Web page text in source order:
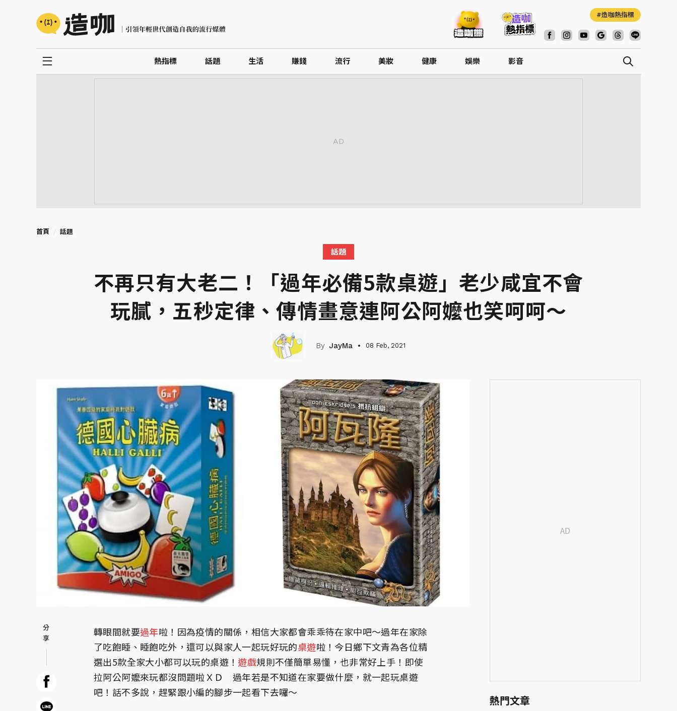
造咖熱指標
熱指標 話題 生活 賺錢 流行 美妝 健康 娛樂 影音
首頁 話題
話題
不再只有大老二！「過年必備5款桌遊」老少咸宜不會
玩膩，五秒定律、傳情畫意連阿公阿嬤也笑呵呵～
JayMa 08 Feb, 2021
轉眼間就要過年啦！因為疫情的關係，相信大家都會乖乖待在家中吧～過年在家除
了吃飽睡、睡飽吃外，還可以與家人一起玩好玩的桌遊啦！今日鄉下文青為各位精
選出5款全家大小都可以玩的桌遊！ 遊戲規則不僅簡單易懂，也非常好上手！即使
拉阿公阿嬤來玩都沒問題啦ＸＤ 過年若是不知道在家要做什麼，就一起玩桌遊
吧！話不多說，趕緊跟小編的腳步一起看下去囉～
熱門文章